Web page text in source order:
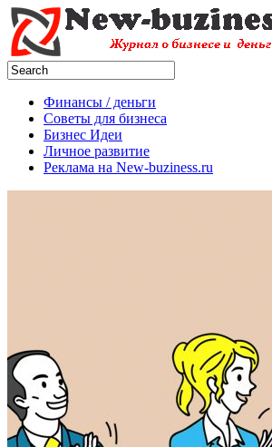
Финансы / деньги
Советы для бизнеса
Бизнес Идеи
Личное развитие
Реклама на New-buziness.ru